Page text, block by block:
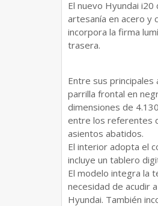
El nuevo Hyundai
artesanía en acero y
incorpora la firma
trasera.
Entre sus
parrilla frontal en
dimensiones de
entre los referentes
asientos abatidos.
El interior adopta el
incluye un tablero
El modelo integra la
necesidad de acudir
Hyundai. También